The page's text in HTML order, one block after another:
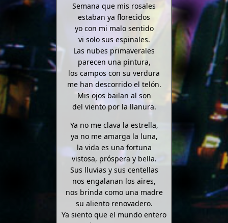
Semana que mis rosales
estaban ya florecidos
yo con mi malo sentido
vi solo sus espinales.
Las nubes primaverales
parecen una pintura,
los campos con su verdura
me han descorrido el telón.
Mis ojos bailan al son
del viento por la llanura.
Ya no me clava la estrella,
ya no me amarga la luna,
la vida es una fortuna
vistosa, próspera y bella.
Sus lluvias y sus centellas
nos engalanan los aires,
nos brinda como una madre
su aliento renovadero.
Ya siento que el mundo entero